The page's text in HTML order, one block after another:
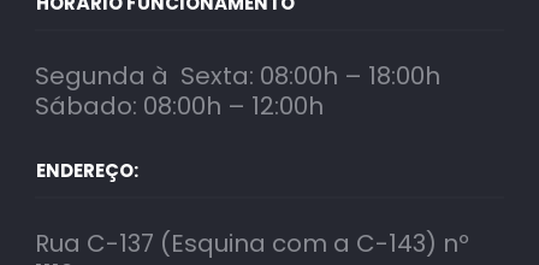
Segunda à Sexta: 08:00h – 18:00h
Sábado: 08:00h – 12:00h
ENDEREÇO:
Rua C-137 (Esquina com a C-143) nº